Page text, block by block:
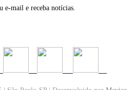
e-mail e receba notícias.